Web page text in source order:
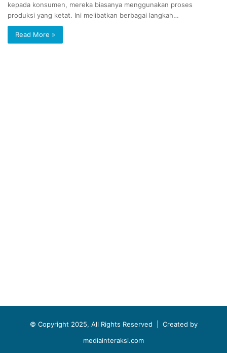
kepada konsumen, mereka biasanya menggunakan proses
produksi yang ketat. Ini melibatkan berbagai langkah…
Read More »
© Copyright 2025, All Rights Reserved | Created by
mediainteraksi.com